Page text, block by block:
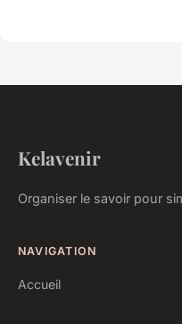
Kelavenir
Organiser le savoir pour
NAVIGATION
Accueil